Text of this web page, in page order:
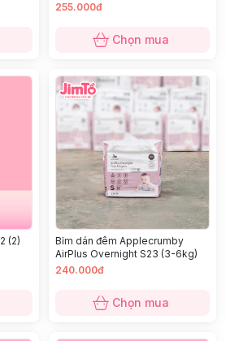
255.000đ
Chọn mua
(2)
Bỉm dán đêm Applecrumby
AirPlus Overnight S23 (3-6kg)
240.000đ
Chọn mua